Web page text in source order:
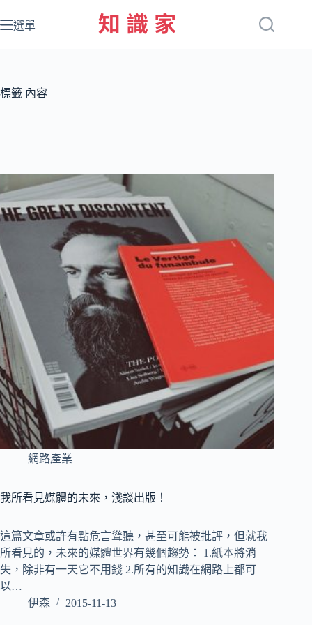
至
容
選單
標籤 內容
網路產業
我所看見媒體的未來，淺談出版！
這篇文章或許有點危言聳聽，甚至可能被批評，但就我
所看見的，未來的媒體世界有幾個趨勢： 1.紙本將消
失，除非有一天它不用錢 2.所有的知識在網路上都可
以…
伊森
2015-11-13